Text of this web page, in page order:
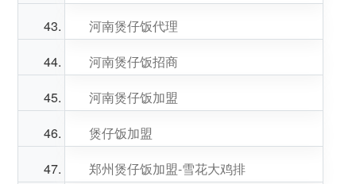
河南煲仔饭代理
河南煲仔饭招商
河南煲仔饭加盟
煲仔饭加盟
郑州煲仔饭加盟-雪花大鸡排